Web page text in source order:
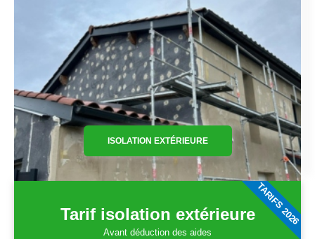
ISOLATION EXTÉRIEURE
Tarif isolation extérieure
Avant déduction des aides
TARIFS 2026